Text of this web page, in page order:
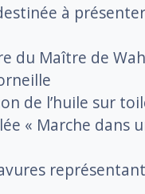
à
du Maître de
de l’huile sur
« Marche dans